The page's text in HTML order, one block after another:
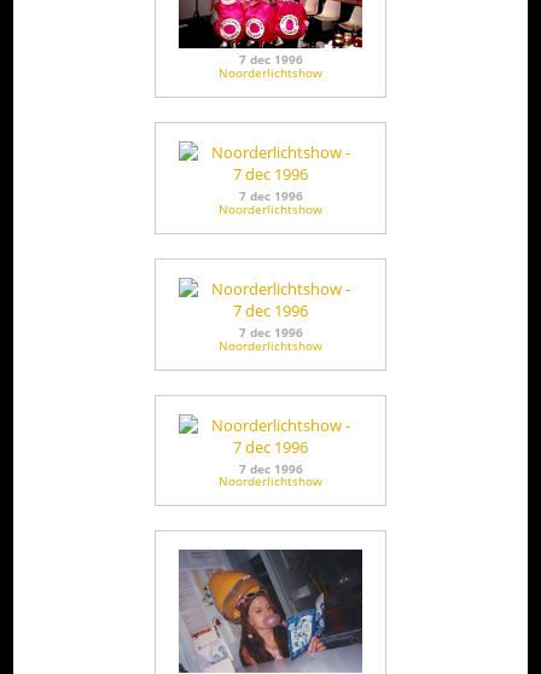
7 dec 1996
Noorderlichtshow
7 dec 1996
Noorderlichtshow
7 dec 1996
Noorderlichtshow
7 dec 1996
Noorderlichtshow